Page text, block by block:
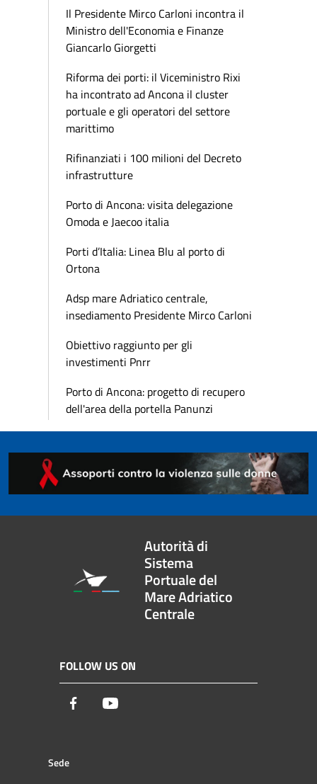
Il Presidente Mirco Carloni incontra il
Ministro dell'Economia e Finanze
Giancarlo Giorgetti
Riforma dei porti: il Viceministro Rixi
ha incontrato ad Ancona il cluster
portuale e gli operatori del settore
marittimo
Rifinanziati i 100 milioni del Decreto
infrastrutture
Porto di Ancona: visita delegazione
Omoda e Jaecoo italia
Porti d’Italia: Linea Blu al porto di
Ortona
Adsp mare Adriatico centrale,
insediamento Presidente Mirco Carloni
Obiettivo raggiunto per gli
investimenti Pnrr
Porto di Ancona: progetto di recupero
dell'area della portella Panunzi
Autorità di
Sistema
Portuale del
Mare Adriatico
Centrale
FOLLOW US ON
Facebook
Sede